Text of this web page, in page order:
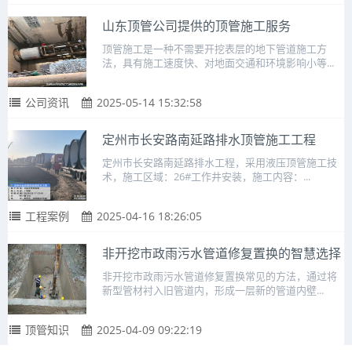
山东顶管公司提供的顶管施工服务
顶管施工是一种不需要开挖表层的地下管道施工方
法，具有施工速度快、对地面交通和环境影响小等...
公司资讯 2025-05-14 15:32:58
定州市长安路南延路排水顶管施工工程
定州市长安路南延路排水工程，采用液压顶管施工技
术，施工区域：26#工作井安装，施工内容：...
工程案例 2025-04-16 18:26:05
非开挖市政雨污水管道修复置换的智慧选择
非开挖市政雨污水管道修复置换常见的方法，通过将
新型管材衬入旧管道内，形成一层新的管道内壁...
顶管知识 2025-04-09 09:22:19